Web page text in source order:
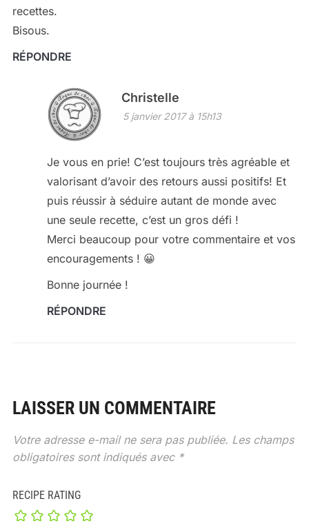
recettes.
Bisous.
RÉPONDRE
Christelle
5 janvier 2017 à 15h13
Je vous en prie! C’est toujours très agréable et
valorisant d’avoir des retours aussi positifs! Et
puis réussir à séduire autant de monde avec
une seule recette, c’est un gros défi !
Merci beaucoup pour votre commentaire et vos
encouragements ! 😀
Bonne journée !
RÉPONDRE
LAISSER UN COMMENTAIRE
Votre adresse e-mail ne sera pas publiée. Les champs
obligatoires sont indiqués avec *
RECIPE RATING